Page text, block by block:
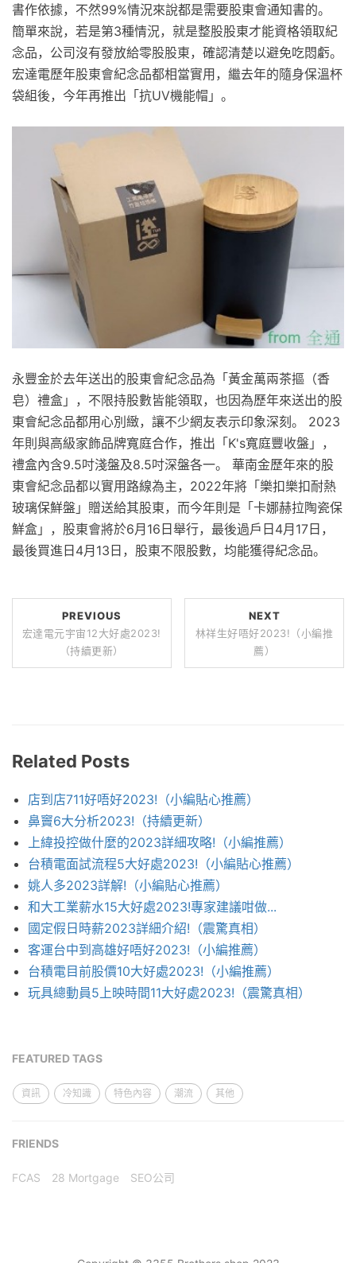
書作依據，不然99%情況來說都是需要股東會通知書的。
簡單來說，若是第3種情況，就是整股股東才能資格領取紀
念品，公司沒有發放給零股股東，確認清楚以避免吃悶虧。
宏達電歷年股東會紀念品都相當實用，繼去年的隨身保溫杯
袋組後，今年再推出「抗UV機能帽」。
永豐金於去年送出的股東會紀念品為「黃金萬兩茶摳（香
皂）禮盒」，不限持股數皆能領取，也因為歷年來送出的股
東會紀念品都用心別緻，讓不少網友表示印象深刻。 2023
年則與高級家飾品牌寬庭合作，推出「K's寬庭豐收盤」，
禮盒內含9.5吋淺盤及8.5吋深盤各一。 華南金歷年來的股
東會紀念品都以實用路線為主，2022年將「樂扣樂扣耐熱
玻璃保鮮盤」贈送給其股東，而今年則是「卡娜赫拉陶瓷保
鮮盒」，股東會將於6月16日舉行，最後過戶日4月17日，
最後買進日4月13日，股東不限股數，均能獲得紀念品。
PREVIOUS
宏達電元宇宙12大好處2023!
（持續更新）
NEXT
林祥生好唔好2023!（小編推
薦）
Related Posts
店到店711好唔好2023!（小編貼心推薦）
鼻竇6大分析2023!（持續更新）
上緯投控做什麼的2023詳細攻略!（小編推薦）
台積電面試流程5大好處2023!（小編貼心推薦）
姚人多2023詳解!（小編貼心推薦）
和大工業薪水15大好處2023!專家建議咁做...
國定假日時薪2023詳細介紹!（震驚真相）
客運台中到高雄好唔好2023!（小編推薦）
台積電目前股價10大好處2023!（小編推薦）
玩具總動員5上映時間11大好處2023!（震驚真相）
FEATURED TAGS
資訊 冷知識 特色內容 潮流 其他
FRIENDS
FCAS 28 Mortgage SEO公司